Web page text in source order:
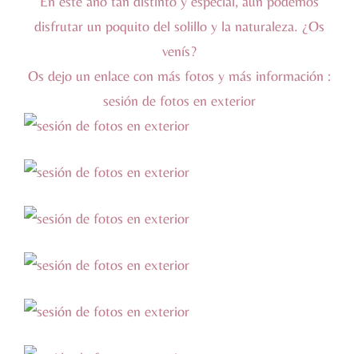
disfrutar un poquito del solillo y la naturaleza. ¿Os
venís?
Os dejo un enlace con más fotos y más información :
sesión de fotos en exterior